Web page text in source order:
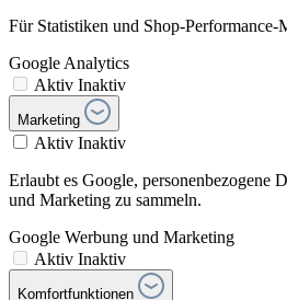
Für Statistiken und Shop-Performance-
Google Analytics
Aktiv Inaktiv
Marketing
Aktiv Inaktiv
Erlaubt es Google, personenbezogene
und Marketing zu sammeln.
Google Werbung und Marketing
Aktiv Inaktiv
Komfortfunktionen